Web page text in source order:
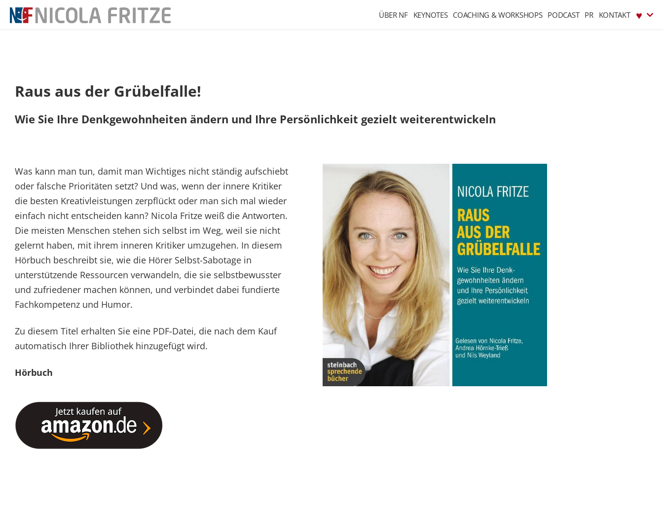
ÜBER NF KEYNOTES COACHING & WORKSHOPS PODCAST PR KONTAKT ♥︎
Raus aus der Grübelfalle!
Wie Sie Ihre Denkgewohnheiten ändern und Ihre Persönlichkeit gezielt weiterentwickeln
Was kann man tun, damit man Wichtiges nicht ständig aufschiebt
oder falsche Prioritäten setzt? Und was, wenn der innere Kritiker
die besten Kreativleistungen zerpflückt oder man sich mal wieder
einfach nicht entscheiden kann? Nicola Fritze weiß die Antworten.
Die meisten Menschen stehen sich selbst im Weg, weil sie nicht
gelernt haben, mit ihrem inneren Kritiker umzugehen. In diesem
Hörbuch beschreibt sie, wie die Hörer Selbst-Sabotage in
unterstützende Ressourcen verwandeln, die sie selbstbewusster
und zufriedener machen können, und verbindet dabei fundierte
Fachkompetenz und Humor.
Zu diesem Titel erhalten Sie eine PDF-Datei, die nach dem Kauf
automatisch Ihrer Bibliothek hinzugefügt wird.
Hörbuch